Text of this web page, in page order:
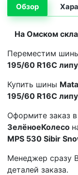
Обзор
На Омском
Переместим
195/60 R16C
Купить шины
195/60 R16C
Оформите заказ
ЗелёноеКолесо
MPS 530 Sibir
Менеджер сразу
деталей заказа.